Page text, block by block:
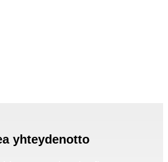
yhteydenotto